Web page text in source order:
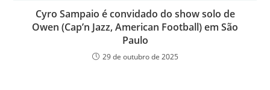
Cyro Sampaio é convidado do show solo de
Owen (Cap’n Jazz, American Football) em São
Paulo
29 de outubro de 2025